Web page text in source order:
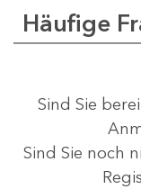
Häufige
Sind Sie
Sind Sie noch